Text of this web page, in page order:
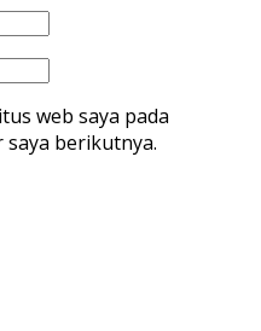
web saya pada
berikutnya.